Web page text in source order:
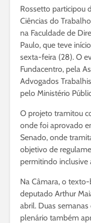
Rossetto participou
Ciências do
na Faculdade de
Paulo, que teve
sexta-feira (28). O
Fundacentro, pela
Advogados
pelo Ministério
O projeto tramitou
onde foi aprovado
Senado, onde
objetivo de
permitindo
Na Câmara, o
deputado Arthur
abril. Duas
plenário também